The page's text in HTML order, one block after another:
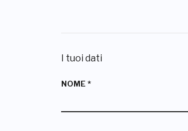
I tuoi dati
NOME *